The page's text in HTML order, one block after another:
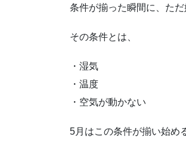
条件が揃った瞬間に、ただ
その条件とは、
・湿気
・温度
・空気が動かない
5月はこの条件が揃い始め